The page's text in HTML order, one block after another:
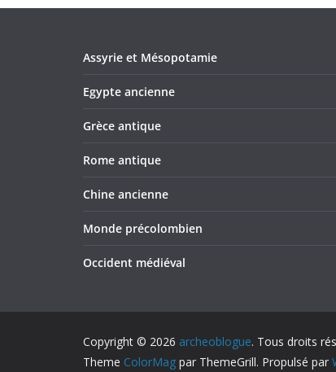
Assyrie et Mésopotamie
Egypte ancienne
Grèce antique
Rome antique
Chine ancienne
Monde précolombien
Occident médiéval
Copyright © 2026 archeoblogue. Tous droits
Theme ColorMag par ThemeGrill. Propulsé par